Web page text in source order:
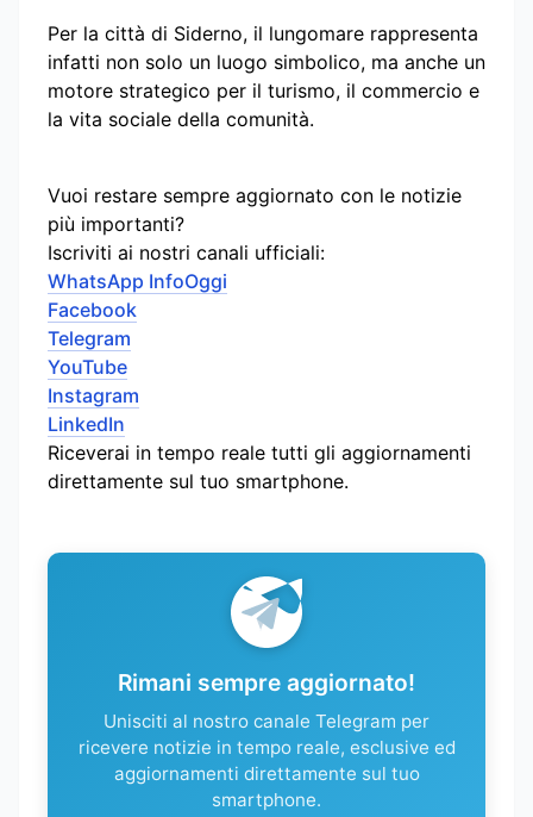
Per la città di Siderno, il lungomare rappresenta
infatti non solo un luogo simbolico, ma anche un
motore strategico per il turismo, il commercio e
la vita sociale della comunità.
Vuoi restare sempre aggiornato con le notizie
più importanti?
Iscriviti ai nostri canali ufficiali:
WhatsApp InfoOggi
Facebook
Telegram
YouTube
Instagram
LinkedIn
Riceverai in tempo reale tutti gli aggiornamenti
direttamente sul tuo smartphone.
Rimani sempre aggiornato!
Unisciti al nostro canale Telegram per
ricevere notizie in tempo reale, esclusive ed
aggiornamenti direttamente sul tuo
smartphone.